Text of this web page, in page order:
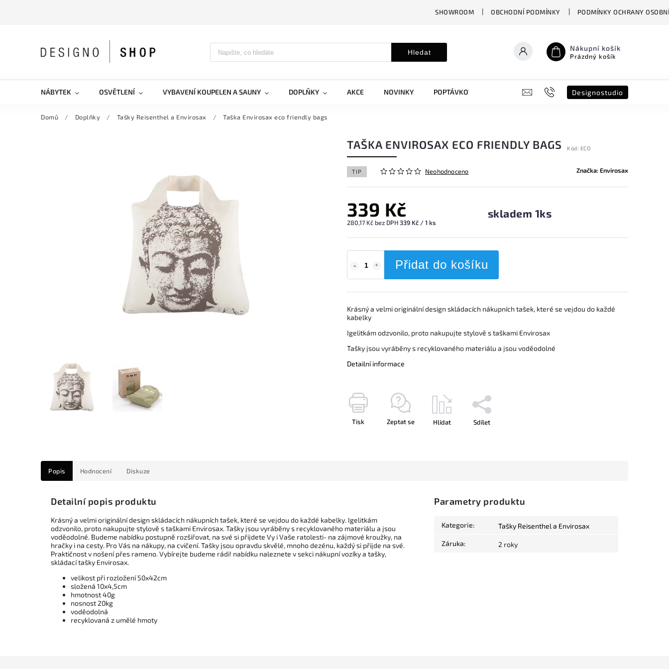
SHOWROOM OBCHODNÍ PODMÍNKY PODMÍNKY OCHRANY
Hledat Nákupní košík
Prázdný košík
NÁBYTEK OSVĚTLENÍ VYBAVENÍ KOUPELEN A SAUNY DOPLŇKY AKCE NOVINKY POPTÁVKOVÝ FORMULÁŘ B2B SHOWROOM
Designostudio
Domů / Doplňky / Tašky Reisenthel a Envirosax / Taška Envirosax eco friendly bags
TAŠKA ENVIROSAX ECO FRIENDLY BAGS Kód: ECO
TIP Neohodnoceno Značka:Envirosax
339 Kč
280,17 Kč bez DPH339 Kč / 1 ks
skladem 1ks
Přidat do košíku
Krásný a velmi originální design skládacích nákupních tašek, které se vejdou do každé
kabelky
Igelitkám odzvonilo, proto nakupujte stylově s taškami Envirosax
Tašky jsou vyráběny s recyklovaného materiálu a jsou voděodolné
Detailní informace
Tisk Zeptat se Hlídat Sdílet
Popis Hodnocení Diskuze
Detailní popis produktu
Krásný a velmi originální design skládacích nákupních tašek, které se vejdou do každé kabelky. Igelitkám
odzvonilo, proto nakupujte stylově s taškami Envirosax. Tašky jsou vyráběny s recyklovaného materiálu a jsou
voděodolné. Budeme nabídku postupně rozšiřovat, na své si přijdete Vy i Vaše ratolesti- na zájmové kroužky, na
hračky i na cesty. Pro Vás na nákupy, na cvičení. Tašky jsou opravdu skvělé, mnoho dezénu, každý si přijde na své.
Praktičnost v nošení přes rameno. Vybírejte budeme rádi! nabídku naleznete v sekci nákupní vozíky a tašky,
skládací tašky Envirosax.
velikost při rozložení 50x42cm
složená 10x4,5cm
hmotnost 40g
nosnost 20kg
voděodolná
recyklovaná z umělé hmoty
Parametry produktu
Kategorie: Tašky Reisenthel a Envirosax
Záruka: 2 roky